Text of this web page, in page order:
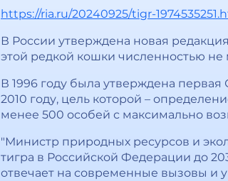
https://ria.ru/20240925/tigr-
В России утверждена новая
этой редкой кошки численностью
В 1996 году была утверждена первая
2010 году, цель которой –
менее 500 особей с максимально
"Министр природных ресурсов и
тигра в Российской Федерации до
отвечает на современные вызовы и